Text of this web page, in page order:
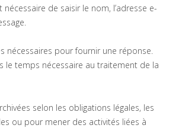
de saisir le nom, l’adresse e-
nécessaires pour fournir une réponse.
le temps nécessaire au traitement de la
selon les obligations légales, les
ou pour mener des activités liées à